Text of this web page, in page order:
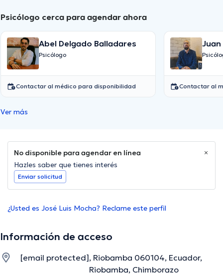
Psicólogo cerca para agendar ahora
Abel Delgado Balladares
Psicólogo
Contactar al médico para disponibilidad Contactar al
Ver más
No disponible para agendar en línea
Hazles saber que tienes interés
Enviar solicitud
¿Usted es José Luis Mocha? Reclame este perfil
Información de acceso
[email protected], Riobamba 060104, Ecuador,
Riobamba, Chimborazo